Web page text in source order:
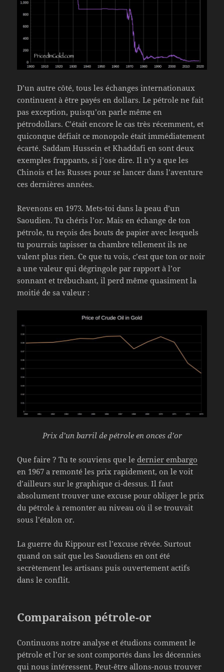
D’un autre côté, tous les échanges internationaux
continuent à être payés en dollars. Le pétrole ne fait
pas exception, puisqu’on parle même en
pétrodollars. C’était encore le cas très récemment, et
quiconque défiait ce monopole était immédiatement
écarté. Saddam Hussein et Khaddafi en sont deux
exemples frappants, si j’ose dire. Il n’y a que les
Chinois et les Russes pour se lancer dans l’aventure
ces dernières années.
Revenons en 1973. Mets-toi dans la peau d’un
Saoudien. Tu chéris l’or. Mais en échange de ton
pétrole, tu reçois des bouts de papier avec lesquels
tu pourrais tapisser ta chambre tellement ils ne
valent plus rien. Ce que tu vois, c’est que ton or noir
a une valeur qui dégringole par rapport à l’or
sonnant et trébuchant, il perd même quasiment la
moitié de sa valeur :
Prix d’un barril de pétrole en onces d’or
Que faire ? Tu te souviens que le dernier embargo
en 1967 a remonté les prix rapidement, on le voit
d’ailleurs sur le graphique ci-dessus. Il faut
absolument trouver une excuse pour obliger le prix
du pétrole à remonter au niveau où il se trouvait
sous l’étalon or.
La guerre du Kippour est l’excuse rêvée. Surtout
quand on sait que les Saoudiens en ont été
secrètement les artisans puis ouvertement actifs
dans le conflit.
Comparaison pétrole-or
Continuons notre analyse et étudions comment le
pétrole et l’or se sont comportés dans les décennies
qui nous intéressent. Peut-être allons-nous trouver